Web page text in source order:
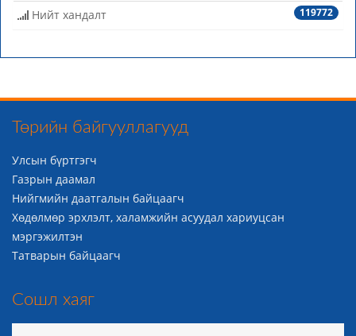
119772
Нийт хандалт
Төрийн байгууллагууд
Улсын бүртгэгч
Газрын даамал
Нийгмийн даатгалын байцаагч
Хөдөлмөр эрхлэлт, халамжийн асуудал хариуцсан
мэргэжилтэн
Татварын байцаагч
Сошл хаяг